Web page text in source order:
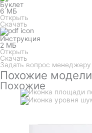
Буклет
6 МБ
Открыть
Скачать
Инструкция
2 МБ
Открыть
Скачать
Задать вопрос менеджеру
Похожие модели
Похожие